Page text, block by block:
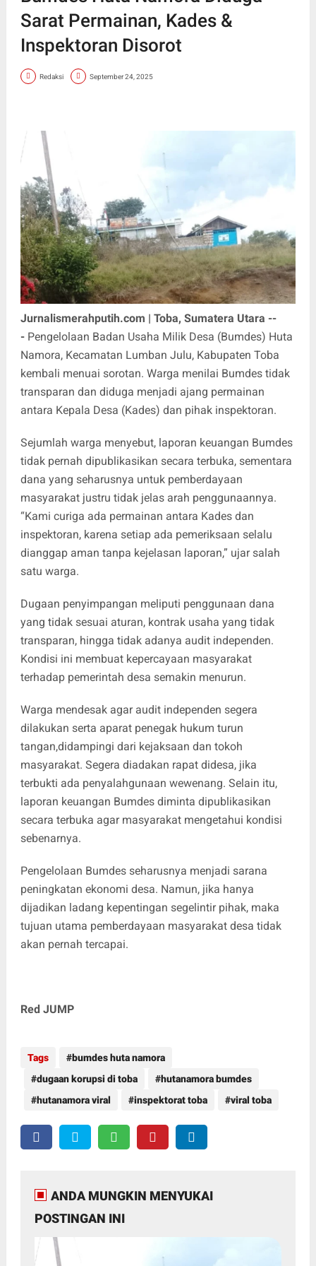
Sarat Permainan, Kades &
Inspektoran Disorot
Redaksi September 24, 2025
Jurnalismerahputih.com | Toba, Sumatera Utara --
-Pengelolaan Badan Usaha Milik Desa (Bumdes) Huta
Namora, Kecamatan Lumban Julu, Kabupaten Toba
kembali menuai sorotan. Warga menilai Bumdes tidak
transparan dan diduga menjadi ajang permainan
antara Kepala Desa (Kades) dan pihak inspektoran.
Sejumlah warga menyebut, laporan keuangan Bumdes
tidak pernah dipublikasikan secara terbuka, sementara
dana yang seharusnya untuk pemberdayaan
masyarakat justru tidak jelas arah penggunaannya.
“Kami curiga ada permainan antara Kades dan
inspektoran, karena setiap ada pemeriksaan selalu
dianggap aman tanpa kejelasan laporan,” ujar salah
satu warga.
Dugaan penyimpangan meliputi penggunaan dana
yang tidak sesuai aturan, kontrak usaha yang tidak
transparan, hingga tidak adanya audit independen.
Kondisi ini membuat kepercayaan masyarakat
terhadap pemerintah desa semakin menurun.
Warga mendesak agar audit independen segera
dilakukan serta aparat penegak hukum turun
tangan,didampingi dari kejaksaan dan tokoh
masyarakat. Segera diadakan rapat didesa, jika
terbukti ada penyalahgunaan wewenang. Selain itu,
laporan keuangan Bumdes diminta dipublikasikan
secara terbuka agar masyarakat mengetahui kondisi
sebenarnya.
Pengelolaan Bumdes seharusnya menjadi sarana
peningkatan ekonomi desa. Namun, jika hanya
dijadikan ladang kepentingan segelintir pihak, maka
tujuan utama pemberdayaan masyarakat desa tidak
akan pernah tercapai.
Red JUMP
Tags
bumdes huta namora
dugaan korupsi di toba
hutanamora bumdes
hutanamora viral
inspektorat toba viral toba
ANDA MUNGKIN MENYUKAI
POSTINGAN INI